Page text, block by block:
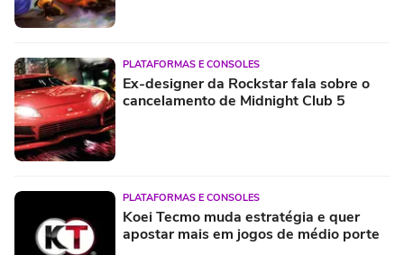
PLATAFORMAS E CONSOLES
Ex-designer da Rockstar fala sobre o
cancelamento de Midnight Club 5
PLATAFORMAS E CONSOLES
Koei Tecmo muda estratégia e quer
apostar mais em jogos de médio porte